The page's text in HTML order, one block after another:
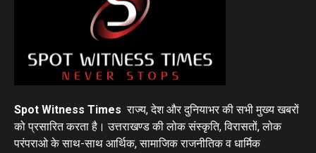
Spot Witness Times राज्य, देश और दुनियाभर की सभी मुख्य खबरों
को प्रसारित करता है। उत्तराखण्ड की लोक संस्कृति, विरासतों, लोक
परंपराओ के साथ-साथ आर्थिक, सामाजिक राजनीतिक व धार्मिक